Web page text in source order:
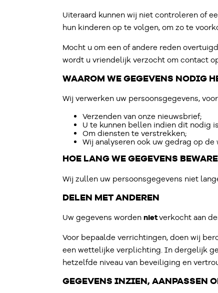
Uiteraard kunnen wij niet controleren of
hun kinderen op te volgen, om zo te
Mocht u om een of andere reden
wordt u vriendelijk verzocht om contact
WAAROM WE GEGEVENS NODIG
Wij verwerken uw persoonsgegevens,
Verzenden van onze nieuwsbrief;
U te kunnen bellen indien dit nodig
Om diensten te verstrekken;
Wij analyseren ook uw gedrag op
HOE LANG WE GEGEVENS
Wij zullen uw persoonsgegevens niet
DELEN MET ANDEREN
Uw gegevens worden nietverkocht aan
Voor bepaalde verrichtingen, doen wij
een wettelijke verplichting. In dergelijk
hetzelfde niveau van beveiliging en
GEGEVENS INZIEN, AANPASSEN